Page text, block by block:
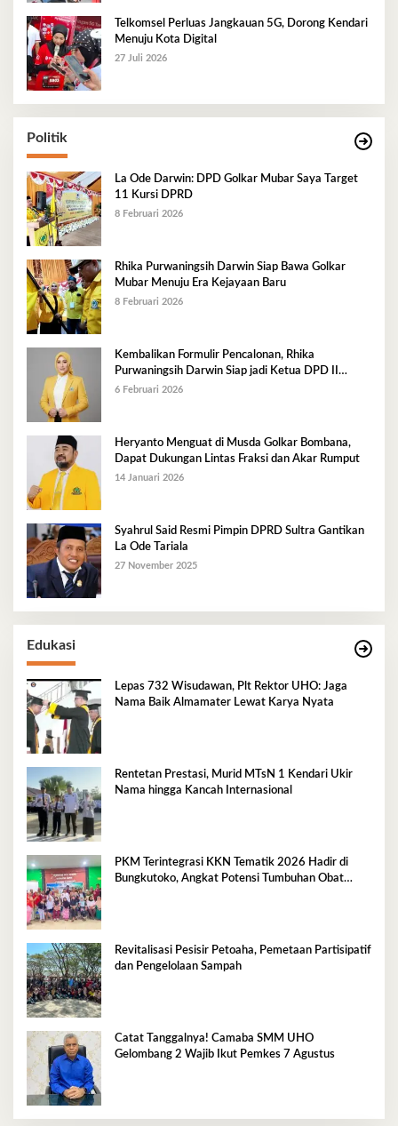
Telkomsel Perluas Jangkauan 5G, Dorong Kendari
Menuju Kota Digital
27 Juli 2026
Politik
La Ode Darwin: DPD Golkar Mubar Saya Target
11 Kursi DPRD
8 Februari 2026
Rhika Purwaningsih Darwin Siap Bawa Golkar
Mubar Menuju Era Kejayaan Baru
8 Februari 2026
Kembalikan Formulir Pencalonan, Rhika
Purwaningsih Darwin Siap jadi Ketua DPD II
Golkar Mubar
6 Februari 2026
Heryanto Menguat di Musda Golkar Bombana,
Dapat Dukungan Lintas Fraksi dan Akar Rumput
14 Januari 2026
Syahrul Said Resmi Pimpin DPRD Sultra Gantikan
La Ode Tariala
27 November 2025
Edukasi
Lepas 732 Wisudawan, Plt Rektor UHO: Jaga
Nama Baik Almamater Lewat Karya Nyata
Rentetan Prestasi, Murid MTsN 1 Kendari Ukir
Nama hingga Kancah Internasional
PKM Terintegrasi KKN Tematik 2026 Hadir di
Bungkutoko, Angkat Potensi Tumbuhan Obat
Revitalisasi Pesisir Petoaha, Pemetaan Partisipatif
dan Pengelolaan Sampah
Catat Tanggalnya! Camaba SMM UHO
Gelombang 2 Wajib Ikut Pemkes 7 Agustus